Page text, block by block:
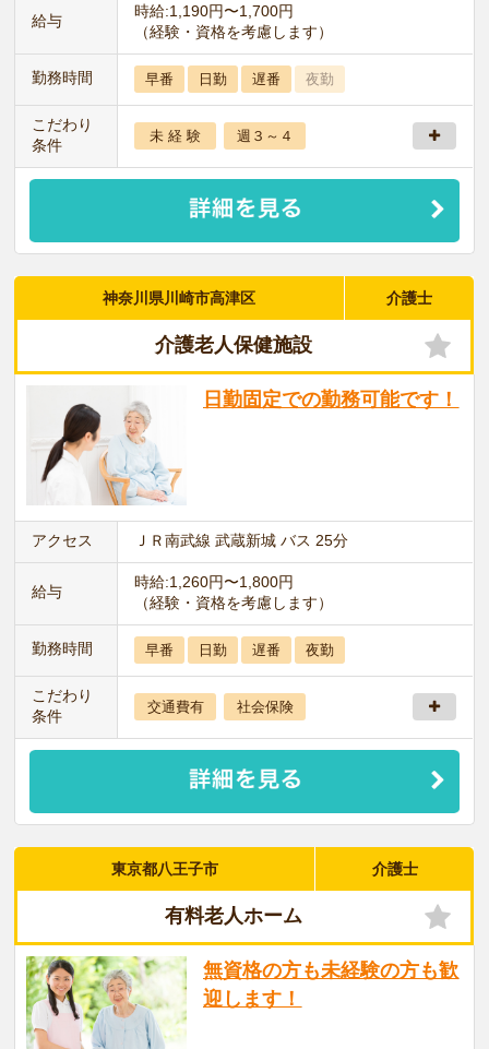
給与
時給:1,190円〜1,700円
（経験・資格を考慮します）
勤務時間 早番 日勤 遅番 夜勤
こだわり
条件
未 経 験 週３～４
神奈川県川崎市高津区 介護士
介護老人保健施設
日勤固定での勤務可能です！
アクセス ＪＲ南武線 武蔵新城 バス 25分
給与
時給:1,260円〜1,800円
（経験・資格を考慮します）
勤務時間 早番 日勤 遅番 夜勤
こだわり
条件
交通費有 社会保険
東京都八王子市 介護士
有料老人ホーム
無資格の方も未経験の方も歓
迎します！